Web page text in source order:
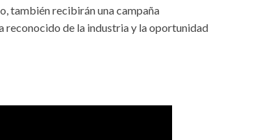
también recibirán una campaña
reconocido de la industria y la oportunidad